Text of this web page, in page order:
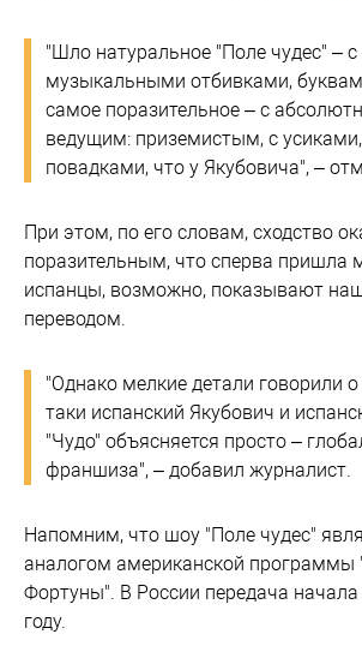
"Шло натуральное "Поле чудес" –
музыкальными отбивками,
самое поразительное – с
ведущим: приземистым, с
повадками, что у Якубовича", –
При этом, по его словам, сходство
поразительным, что сперва пришла
испанцы, возможно, показывают
переводом.
"Однако мелкие детали говорили
таки испанский Якубович и
"Чудо" объясняется просто –
франшиза", – добавил журналист.
Напомним, что шоу "Поле чудес"
аналогом американской программы
Фортуны". В России передача
году.